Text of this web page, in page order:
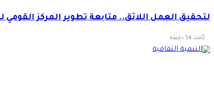
لتحقيق العمل اللائق.. متابعة تطوير المركز
منذ 54 دقيقة